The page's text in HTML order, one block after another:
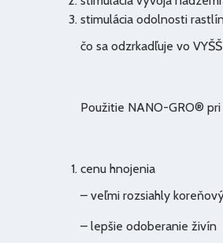
stimulácia odolnosti
čo sa odzrkadľuje vo
Použitie NANO-GRO®
cenu hnojenia
– veľmi rozsiahly
– lepšie odoberanie živín